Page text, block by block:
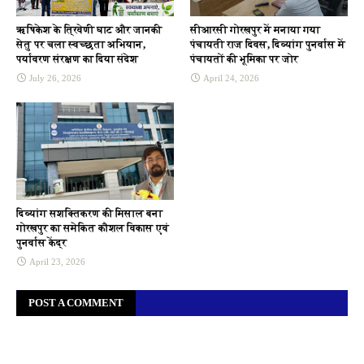
ऋषिकेश के त्रिवेणी घाट और जानकी
सेतु पर चला स्वच्छता अभियान,
पर्यावरण संरक्षण का दिया संदेश
July 26, 2026
सीआरसी गोरखपुर में मनाया गया
पंचायती राज दिवस, दिव्यांग पुनर्वास में
पंचायतों की भूमिका पर जोर
April 24, 2026
दिव्यांग सशक्तिकरण की मिसाल बना
गोरखपुर का समेकित कौशल विकास एवं
पुनर्वास केंद्र
April 23, 2026
POST A COMMENT